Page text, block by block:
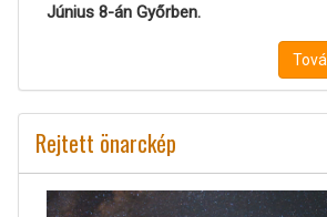
Június 8-án Győrben.
Rejtett önarckép